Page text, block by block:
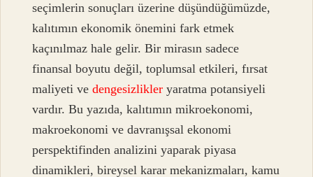
seçimlerin sonuçları üzerine düşündüğümüzde,
kalıtımın ekonomik önemini fark etmek
kaçınılmaz hale gelir. Bir mirasın sadece
finansal boyutu değil, toplumsal etkileri, fırsat
maliyeti vedengesizlikler yaratma potansiyeli
vardır. Bu yazıda, kalıtımın mikroekonomi,
makroekonomi ve davranışsal ekonomi
perspektifinden analizini yaparak piyasa
dinamikleri, bireysel karar mekanizmaları, kamu